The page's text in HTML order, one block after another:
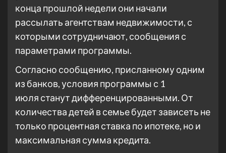
конца прошлой недели они начали
рассылать агентствам недвижимости, с
которыми сотрудничают, сообщения с
параметрами программы.
Согласно сообщению, присланному одним
из банков, условия программы с 1
июля станут дифференцированными. От
количества детей в семьебудет зависеть не
только процентная ставка по ипотеке, но и
максимальная сумма кредита.